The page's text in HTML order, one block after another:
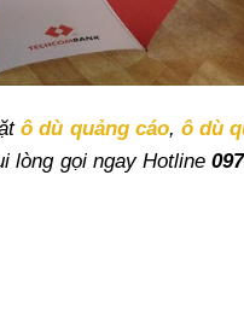
ô dù quảng cáo, ô dù
lòng gọi ngay Hotline